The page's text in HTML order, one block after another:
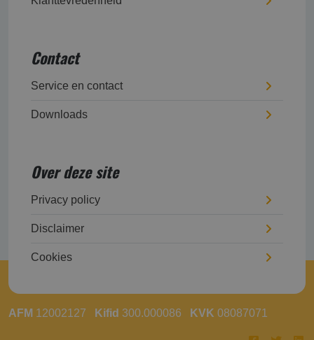
Contact
Service en contact
Downloads
Over deze site
Privacy policy
Disclaimer
Cookies
AFM 12002127 Kifid 300.000086 KVK 08087071